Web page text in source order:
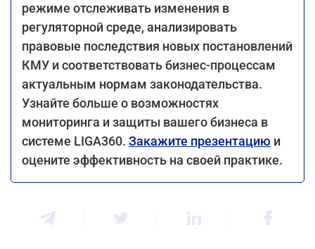
режиме отслеживать изменения в
регуляторной среде, анализировать
правовые последствия новых постановлений
КМУ и соответствовать бизнес-процессам
актуальным нормам законодательства.
Узнайте больше о возможностях
мониторинга и защиты вашего бизнеса в
системе LIGA360. Закажите презентацию и
оцените эффективность на своей практике.